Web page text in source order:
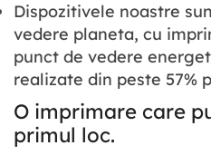
Dispozitivele noastre
vedere planeta, cu
punct de vedere
realizate din peste 57%
O imprimare care
primul loc.